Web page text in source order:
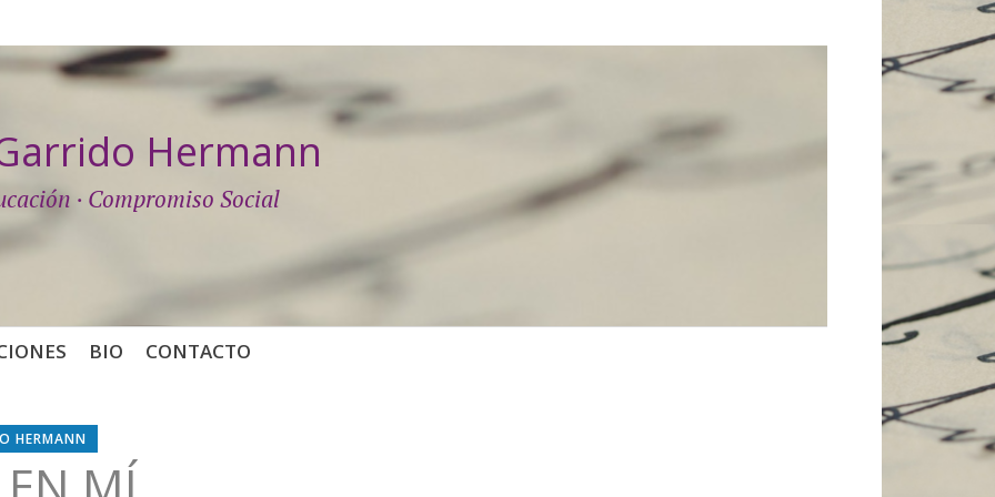
Hermann
· Compromiso Social
BIO CONTACTO
HERMANN